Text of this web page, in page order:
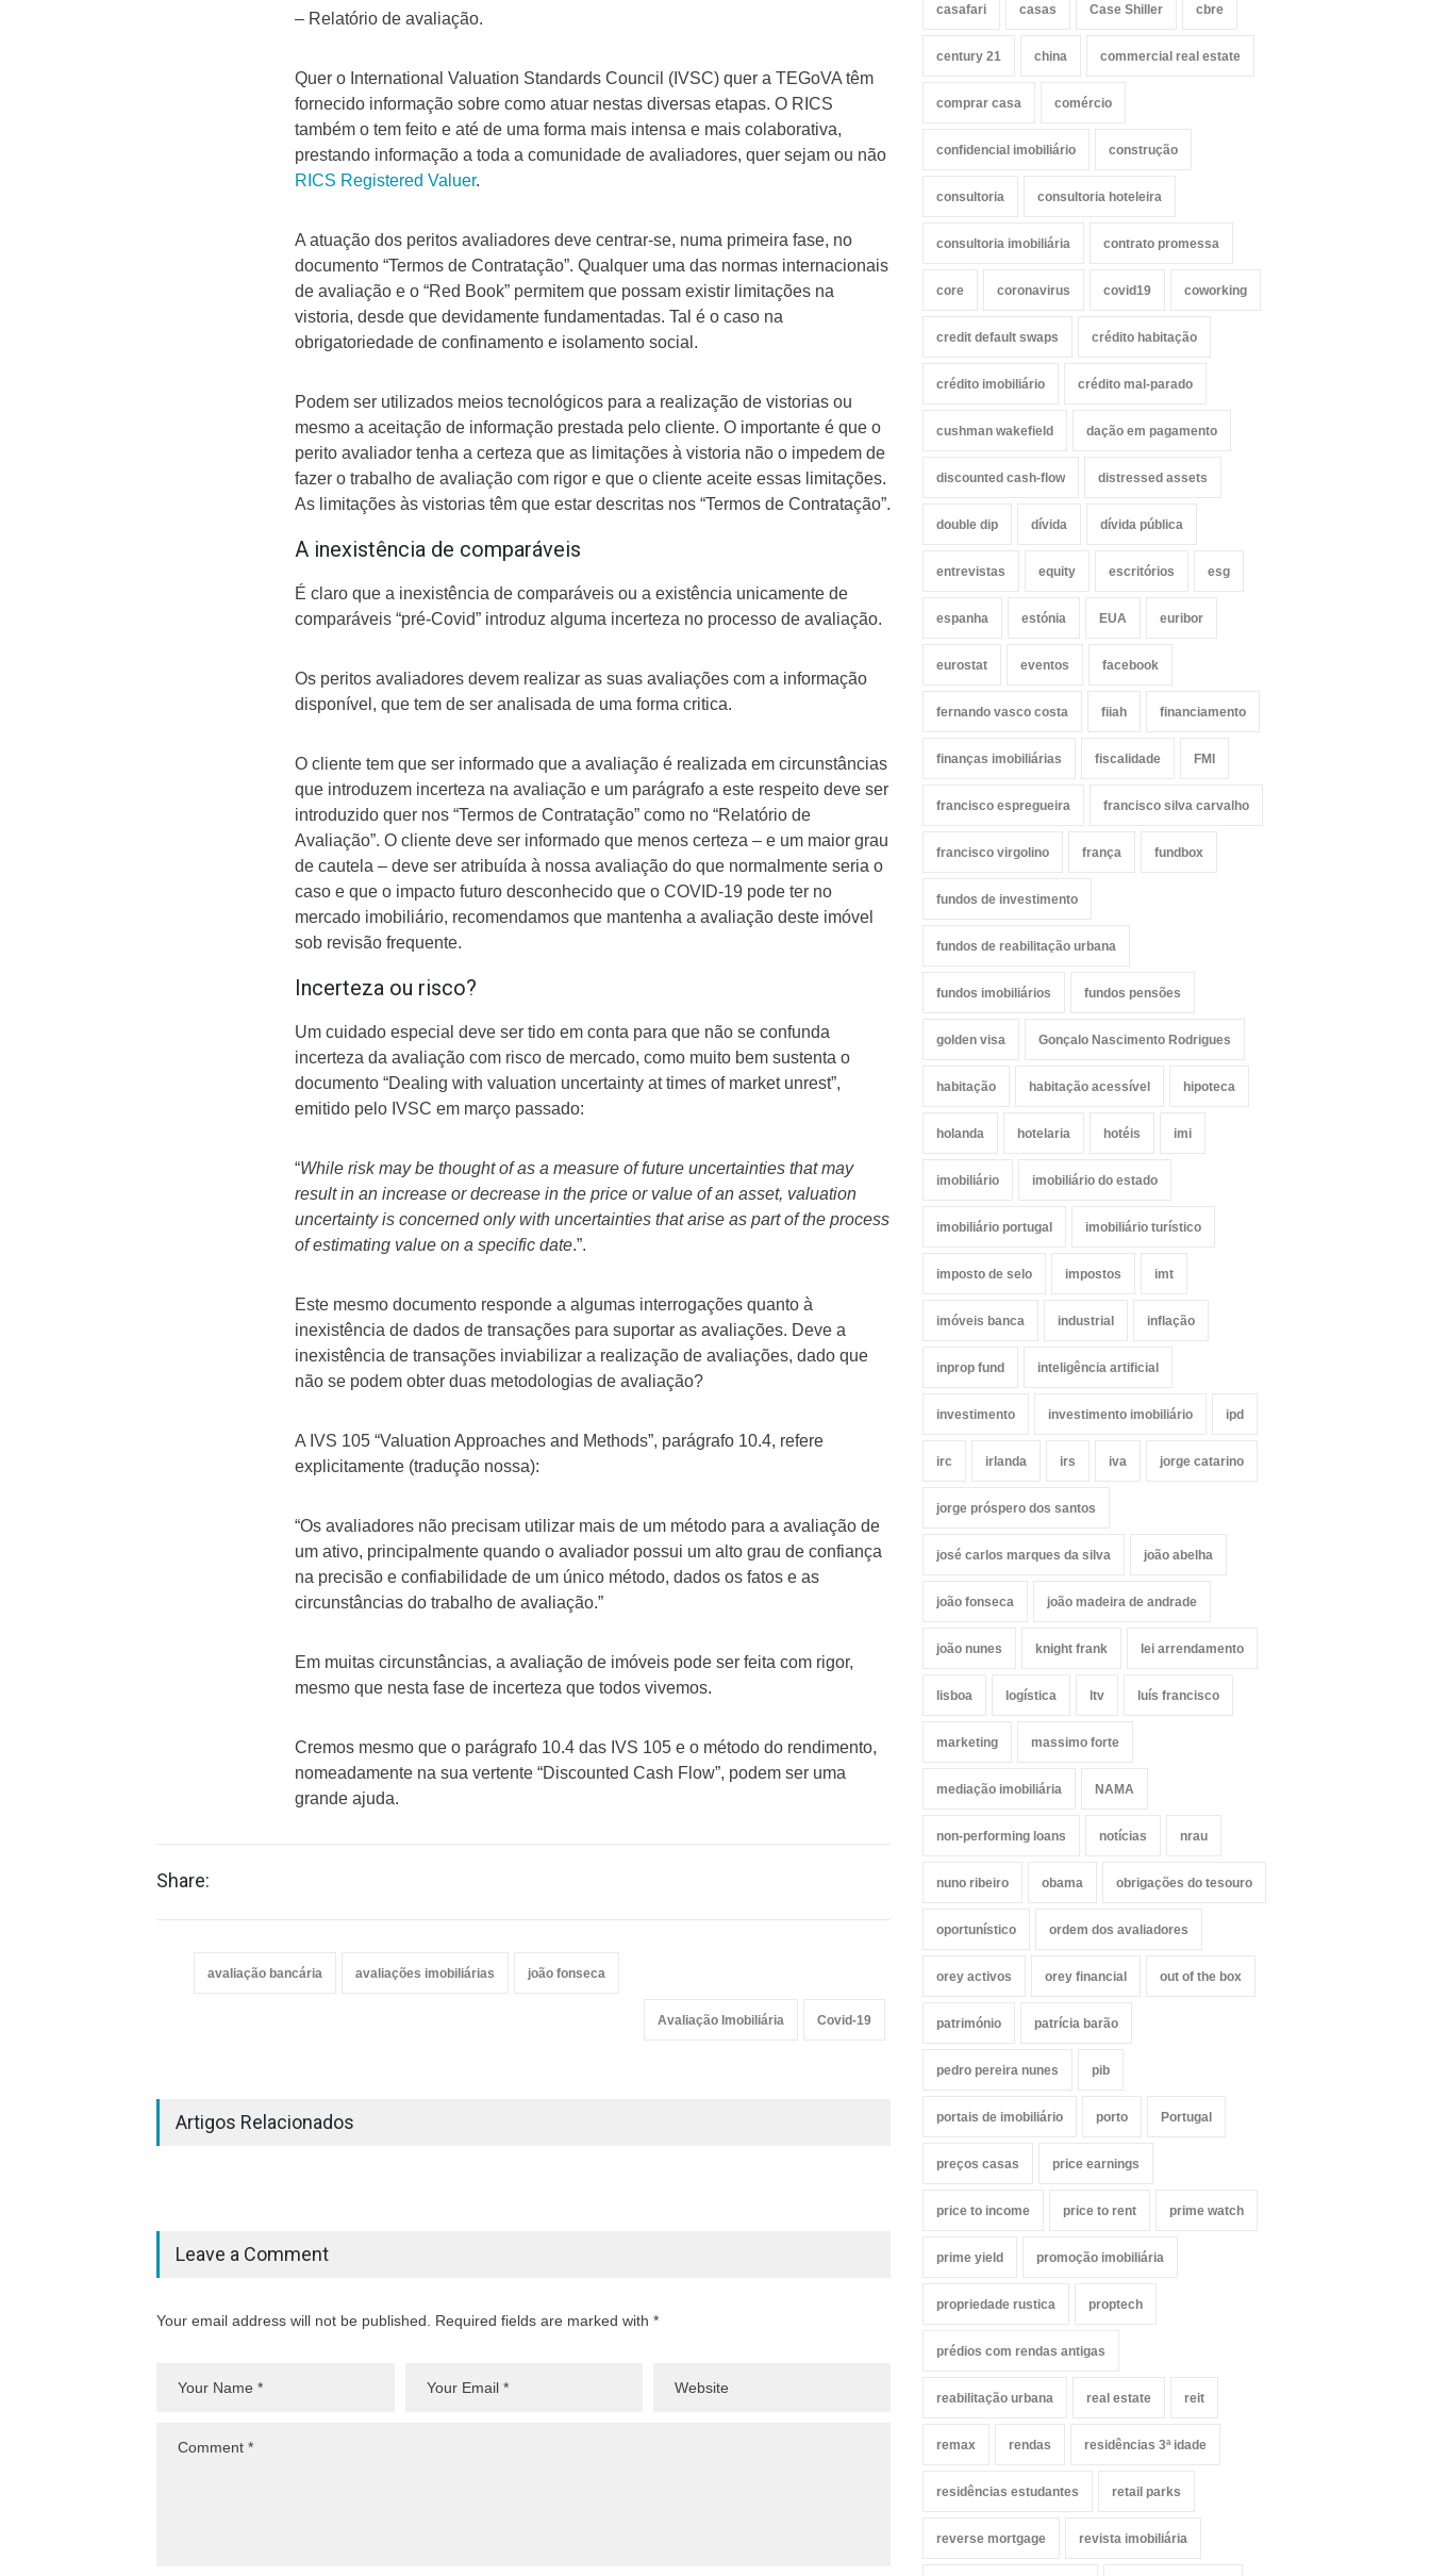
– Relatório de avaliação.
Quer o International Valuation Standards Council (IVSC) quer a TEGoVA têm
fornecido informação sobre como atuar nestas diversas etapas. O RICS
também o tem feito e até de uma forma mais intensa e mais colaborativa,
prestando informação a toda a comunidade de avaliadores, quer sejam ou não
RICS Registered Valuer.
A atuação dos peritos avaliadores deve centrar-se, numa primeira fase, no
documento “Termos de Contratação”. Qualquer uma das normas internacionais
de avaliação e o “Red Book” permitem que possam existir limitações na
vistoria, desde que devidamente fundamentadas. Tal é o caso na
obrigatoriedade de confinamento e isolamento social.
Podem ser utilizados meios tecnológicos para a realização de vistorias ou
mesmo a aceitação de informação prestada pelo cliente. O importante é que o
perito avaliador tenha a certeza que as limitações à vistoria não o impedem de
fazer o trabalho de avaliação com rigor e que o cliente aceite essas limitações.
As limitações às vistorias têm que estar descritas nos “Termos de Contratação”.
A inexistência de comparáveis
É claro que a inexistência de comparáveis ou a existência unicamente de
comparáveis “pré-Covid” introduz alguma incerteza no processo de avaliação.
Os peritos avaliadores devem realizar as suas avaliações com a informação
disponível, que tem de ser analisada de uma forma critica.
O cliente tem que ser informado que a avaliação é realizada em circunstâncias
que introduzem incerteza na avaliação e um parágrafo a este respeito deve ser
introduzido quer nos “Termos de Contratação” como no “Relatório de
Avaliação”. O cliente deve ser informado que menos certeza – e um maior grau
de cautela – deve ser atribuída à nossa avaliação do que normalmente seria o
caso e que o impacto futuro desconhecido que o COVID-19 pode ter no
mercado imobiliário, recomendamos que mantenha a avaliação deste imóvel
sob revisão frequente.
Incerteza ou risco?
Um cuidado especial deve ser tido em conta para que não se confunda
incerteza da avaliação com risco de mercado, como muito bem sustenta o
documento “Dealing with valuation uncertainty at times of market unrest”,
emitido pelo IVSC em março passado:
“While risk may be thought of as a measure of future uncertainties that may
result in an increase or decrease in the price or value of an asset, valuation
uncertainty is concerned only with uncertainties that arise as part of the process
of estimating value on a specific date.”.
Este mesmo documento responde a algumas interrogações quanto à
inexistência de dados de transações para suportar as avaliações. Deve a
inexistência de transações inviabilizar a realização de avaliações, dado que
não se podem obter duas metodologias de avaliação?
A IVS 105 “Valuation Approaches and Methods”, parágrafo 10.4, refere
explicitamente (tradução nossa):
“Os avaliadores não precisam utilizar mais de um método para a avaliação de
um ativo, principalmente quando o avaliador possui um alto grau de confiança
na precisão e confiabilidade de um único método, dados os fatos e as
circunstâncias do trabalho de avaliação.”
Em muitas circunstâncias, a avaliação de imóveis pode ser feita com rigor,
mesmo que nesta fase de incerteza que todos vivemos.
Cremos mesmo que o parágrafo 10.4 das IVS 105 e o método do rendimento,
nomeadamente na sua vertente “Discounted Cash Flow”, podem ser uma
grande ajuda.
Share:
avaliação bancária avaliações imobiliárias joão fonseca
Avaliação Imobiliária Covid-19
Artigos Relacionados
Leave a Comment
Your email address will not be published. Required fields are marked with *
casafari casas Case Shiller cbre
century 21 china commercial real estate
comprar casa comércio
confidencial imobiliário construção
consultoria consultoria hoteleira
consultoria imobiliária contrato promessa
core coronavirus covid19 coworking
credit default swaps crédito habitação
crédito imobiliário crédito mal-parado
cushman wakefield dação em pagamento
discounted cash-flow distressed assets
double dip dívida dívida pública
entrevistas equity escritórios esg
espanha estónia EUA euribor
eurostat eventos facebook
fernando vasco costa fiiah financiamento
finanças imobiliárias fiscalidade FMI
francisco espregueira francisco silva carvalho
francisco virgolino frança fundbox
fundos de investimento
fundos de reabilitação urbana
fundos imobiliários fundos pensões
golden visa Gonçalo Nascimento Rodrigues
habitação habitação acessível hipoteca
holanda hotelaria hotéis imi
imobiliário imobiliário do estado
imobiliário portugal imobiliário turístico
imposto de selo impostos imt
imóveis banca industrial inflação
inprop fund inteligência artificial
investimento investimento imobiliário ipd
irc irlanda irs iva jorge catarino
jorge próspero dos santos
josé carlos marques da silva joão abelha
joão fonseca joão madeira de andrade
joão nunes knight frank lei arrendamento
lisboa logística ltv luís francisco
marketing massimo forte
mediação imobiliária NAMA
non-performing loans notícias nrau
nuno ribeiro obama obrigações do tesouro
oportunístico ordem dos avaliadores
orey activos orey financial out of the box
património patrícia barão
pedro pereira nunes pib
portais de imobiliário porto Portugal
preços casas price earnings
price to income price to rent prime watch
prime yield promoção imobiliária
propriedade rustica proptech
prédios com rendas antigas
reabilitação urbana real estate reit
remax rendas residências 3ª idade
residências estudantes retail parks
reverse mortgage revista imobiliária